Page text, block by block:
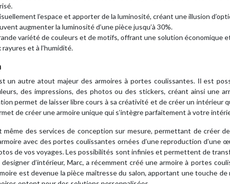
l’espace et apporter de la luminosité, créant une illusion
augmenter la luminosité d’une pièce jusqu’à 30%.
variété de couleurs et de motifs, offrant une solution économique
et à l’humidité.
un autre atout majeur des armoires à portes coulissantes. Il est
des impressions, des photos ou des stickers, créant ainsi une
permet de laisser libre cours à sa créativité et de créer un intérieur
de créer une armoire unique qui s’intègre parfaitement à votre
des services de conception sur mesure, permettant de créer
avec des portes coulissantes ornées d’une reproduction d’une
de vos voyages. Les possibilités sont infinies et permettent de
d’intérieur, Marc, a récemment créé une armoire à portes
est devenue la pièce maîtresse du salon, apportant une touche de